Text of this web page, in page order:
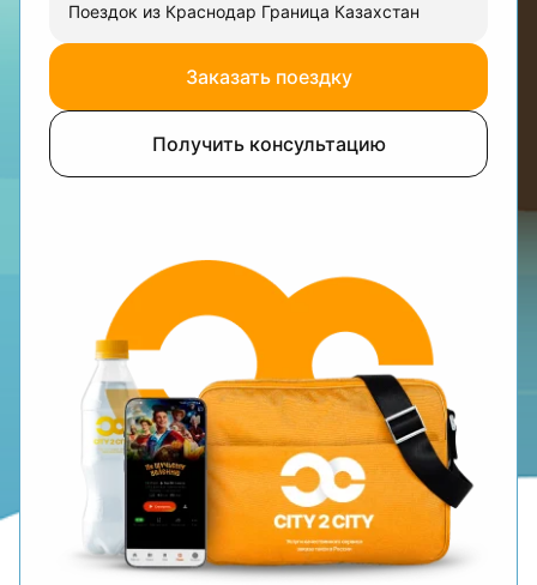
Поездок из Краснодар Граница Казахстан
Заказать поездку
Получить консультацию